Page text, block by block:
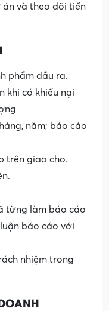
án và theo dõi tiến
phẩm đầu ra.
khi có khiếu nại
năm; báo cáo
trên giao cho.
từng làm báo cáo
báo cáo với
nhiệm trong